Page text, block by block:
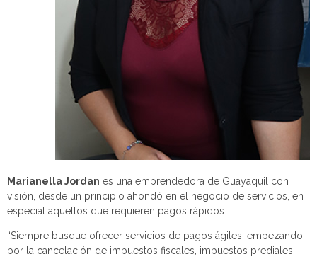
Marianella Jordan es una emprendedora de Guayaquil con
visión, desde un principio ahondó en el negocio de servicios, en
especial aquellos que requieren pagos rápidos.
“Siempre busque ofrecer servicios de pagos ágiles, empezando
por la cancelación de impuestos fiscales, impuestos prediales